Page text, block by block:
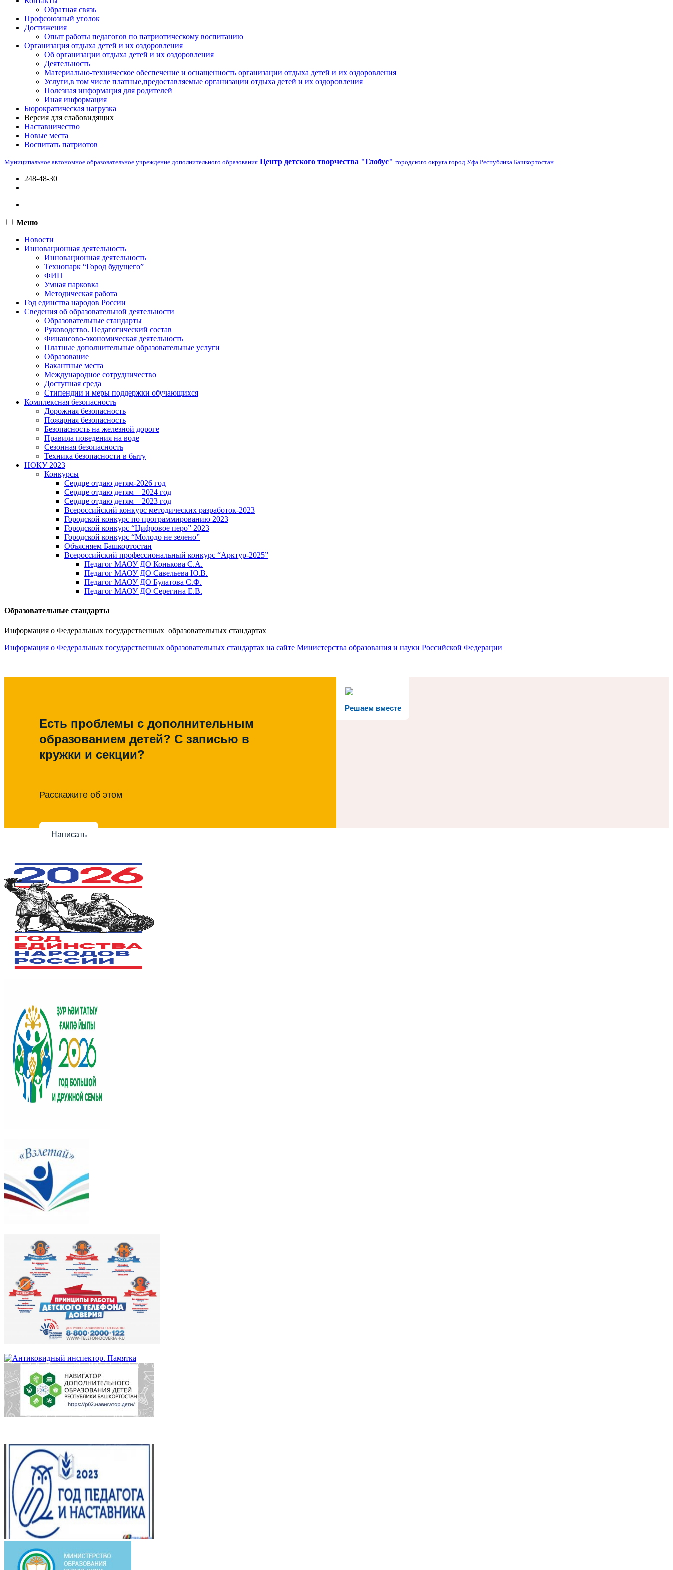
Обратная связь
Профсоюзный уголок
Достижения
Опыт работы педагогов по патриотическому воспитанию
Организация отдыха детей и их оздоровления
Об организации отдыха детей и их оздоровления
Деятельность
Материально-техническое обеспечение и оснащенность организации отдыха детей и их оздоровления
Услуги,в том числе платные,предоставляемые организации отдыха детей и их оздоровления
Полезная информация для родителей
Иная информация
Бюрократическая нагрузка
Версия для слабовидящих
Наставничество
Новые места
Воспитать патриотов
Муниципальное автономное образовательное учреждение дополнительного образования Центр детского творчества "Глобус" городского округа город Уфа Республика Башкортостан
248-48-30
Меню
Новости
Инновационная деятельность
Инновационная деятельность
Технопарк “Город будущего”
ФИП
Умная парковка
Методическая работа
Год единства народов России
Сведения об образовательной деятельности
Образовательные стандарты
Руководство. Педагогический состав
Финансово-экономическая деятельность
Платные дополнительные образовательные услуги
Образование
Вакантные места
Международное сотрудничество
Доступная среда
Стипендии и меры поддержки обучающихся
Комплексная безопасность
Дорожная безопасность
Пожарная безопасность
Безопасность на железной дороге
Правила поведения на воде
Сезонная безопасность
Техника безопасности в быту
НОКУ 2023
Конкурсы
Сердце отдаю детям-2026 год
Сердце отдаю детям – 2024 год
Сердце отдаю детям – 2023 год
Всероссийский конкурс методических разработок-2023
Городской конкурс по программированию 2023
Городской конкурс “Цифровое перо” 2023
Городской конкурс “Молодо не зелено”
Объясняем Башкортостан
Всероссийский профессиональный конкурс “Арктур-2025”
Педагог МАОУ ДО Конькова С.А.
Педагог МАОУ ДО Савельева Ю.В.
Педагог МАОУ ДО Булатова С.Ф.
Педагог МАОУ ДО Серегина Е.В.
Образовательные стандарты
Информация о Федеральных государственных образовательных стандартах
Информация о Федеральных государственных образовательных стандартах на сайте Министерства образования и науки Российской Федерации
Решаем вместе
Есть проблемы с дополнительным
образованием детей? С записью в
кружки и секции?
Расскажите об этом
Написать